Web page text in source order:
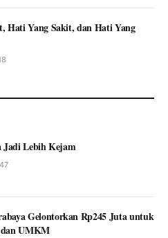
Hati Yang Sakit, dan Hati Yang
Jadi Lebih Kejam
Gelontorkan Rp245 Juta untuk
UMKM